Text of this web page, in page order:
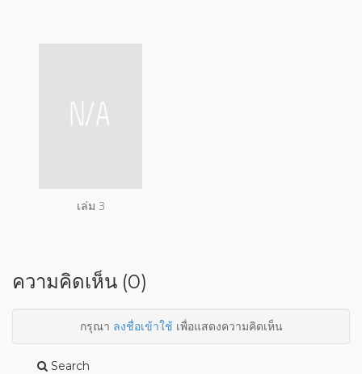
เล่ม 3
ความคิดเห็น (0)
กรุณา ลงชื่อเข้าใช้เพื่อแสดงความคิดเห็น
Search